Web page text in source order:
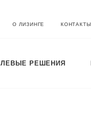
О ЛИЗИНГЕ КОНТАКТЫ
РЕШЕНИЯ